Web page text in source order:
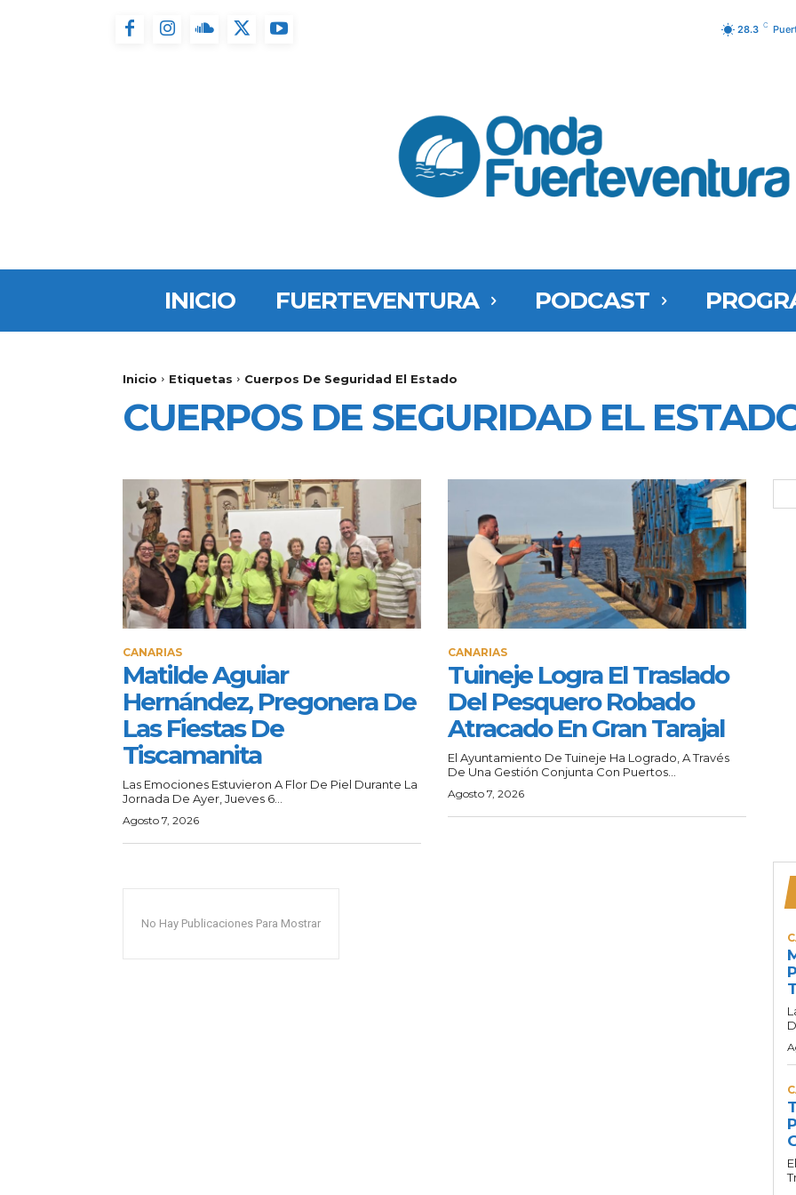
28.3 C
INICIO FUERTEVENTURA PODCAST
Inicio Etiquetas Cuerpos De Seguridad El Estado
CUERPOS DE SEGURIDAD EL
CANARIAS
Matilde Aguiar
Hernández, Pregonera De
Las Fiestas De
Tiscamanita
Las Emociones Estuvieron A Flor De Piel Durante La
Jornada De Ayer, Jueves 6...
Agosto 7, 2026
CANARIAS
Tuineje Logra El Traslado
Del Pesquero Robado
Atracado En Gran Tarajal
El Ayuntamiento De Tuineje Ha Logrado, A Través
De Una Gestión Conjunta Con Puertos...
Agosto 7, 2026
No Hay Publicaciones Para Mostrar